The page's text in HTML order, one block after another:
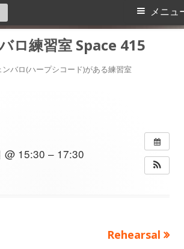
ロ練習室 Space 415
バロ(ハープシコード)がある練習室
メニュ
検
索:
@ 15:30 – 17:30
次
Rehearsal